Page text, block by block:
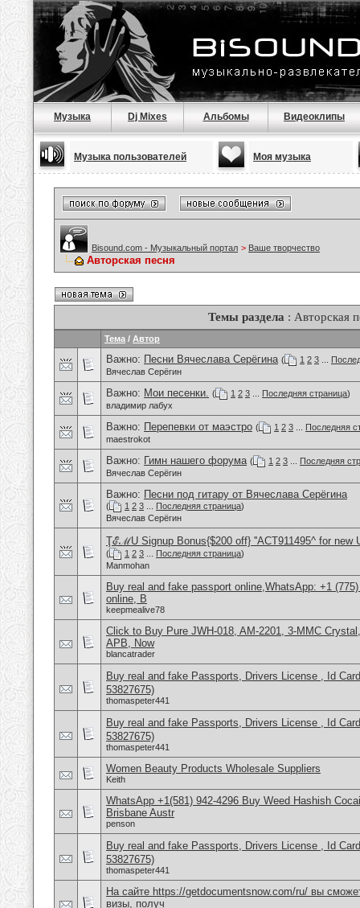
Музыка Dj Mixes Альбомы Видеоклипы
Музыка пользователей Моя музыка
Bisound.com - Музыкальный портал > Ваше творчество
Авторская песня
Темы раздела : Авторская
Тема / Автор
Важно: Песни Вячеслава Серёгина ( 1 2 3
Вячеслав Серёгин
Важно: Мои песенки. ( 1 2 3 Последняя страница)
владимир лабух
Важно: Перепевки от маэстро ( 1 2 3
Последняя
maestrokot
Важно: Гимн нашего форума ( 1 2 3
Последняя
Вячеслав Серёгин
Важно: Песни под гитару от Вячеслава Серёгина
( 1 2 3 Последняя страница)
Вячеслав Серёгин
ŢℰℳU Signup Bonus{$200 off} ''ACT911495^ for new
( 1 2 3 Последняя страница)
Manmohan
Buy real and fake passport online,WhatsApp: +1
online, B
keepmealive78
Click to Buy Pure JWH-018, AM-2201, 3-MMC
APB, Now
blancatrader
Buy real and fake Passports, Drivers License , Id
53827675)
thomaspeter441
Buy real and fake Passports, Drivers License , Id
53827675)
thomaspeter441
Women Beauty Products Wholesale Suppliers
Keith
WhatsApp +1(581) 942-4296 Buy Weed Hashish
Brisbane Austr
penson
Buy real and fake Passports, Drivers License , Id
53827675)
thomaspeter441
На сайте https://getdocumentsnow.com/ru/ вы
визы, получ